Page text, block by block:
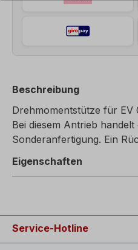
Beschreibung
Drehmomentstütze für EV
Bei diesem Antrieb handelt
Sonderanfertigung. Ein
Eigenschaften
Service-Hotline